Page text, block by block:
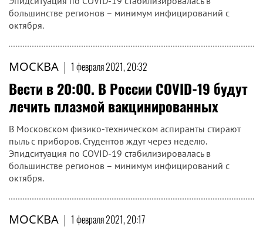
большинстве регионов – минимум инфицирований с
октября.
МОСКВА | 1 февраля 2021, 20:32
Вести в 20:00. В России COVID-19 будут
лечить плазмой вакцинированных
В Московском физико-техническом аспиранты стирают
пыль с приборов. Студентов ждут через неделю.
Эпидситуация по COVID-19 стабилизировалась в
большинстве регионов – минимум инфицирований с
октября.
МОСКВА | 1 февраля 2021, 20:17